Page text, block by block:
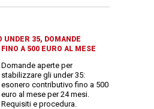
UNDER 35, DOMANDE
A 500 EURO AL MESE
Domande aperte per
stabilizzare gli under 35:
esonero contributivo fino a 500
euro al mese per 24 mesi.
Requisiti e procedura.